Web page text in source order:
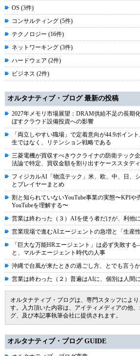
OS (3件)
コンサルティング (5件)
テクノロジー (16件)
ネットワーキング (3件)
ハードウェア (2件)
ビジネス (2件)
オルタナティブ・ブログ 最新の投稿
2027年メモリ市場展望：DRAM供給不足の長期
ぼすクラウド設備投資への影響
「両立しやすい職場」で定着意向が44.9ポイン
生ではなく、リテンション戦略である
三菱電機が買収すべきウクライナの防衛テック
法論で特定、買収金額を割り出すケーススタディ
フィジカルAI「物流テック」米、欧、中、日、
とプレイヤーまとめ
割と知られていないYouTube事業の実態〜KPIや
YouTubeを理解する〜
営業は終わった（３）AIを使う者だけが、利他
営業現場で進むAIエージェントの急増と「生産
「巨大な万能HRエージェント」は必ず失敗する
と、マルチエージェント時代の人事
沖縄で台風が来たときの過ごし方、とでも言うか
営業は終わった（２）普遍はAIに、個別は人間に
オルタナティブ・ブログは、専門スタッフによ
す。入力頂いた内容は、アイティメディアの他
グ、及び本記事執筆会社に提供されます。
オルタナティブ・ブログ GUIDE